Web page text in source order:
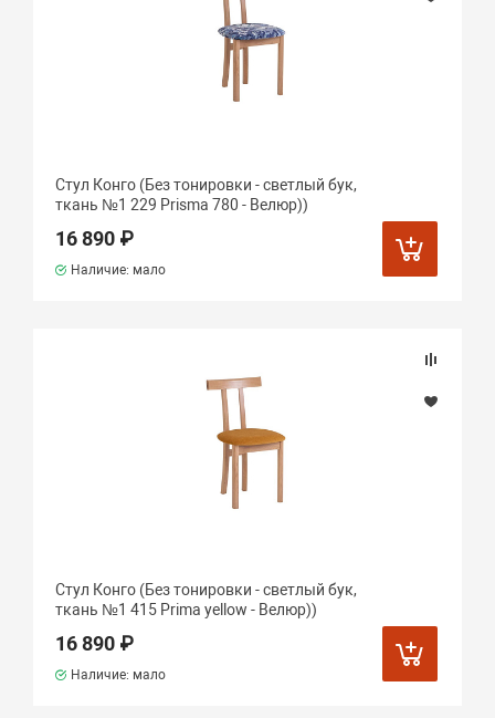
Стул Конго (Без тонировки - светлый бук,
ткань №1 229 Prisma 780 - Велюр))
16 890 ₽
Наличие: мало
Стул Конго (Без тонировки - светлый бук,
ткань №1 415 Prima yellow - Велюр))
16 890 ₽
Наличие: мало